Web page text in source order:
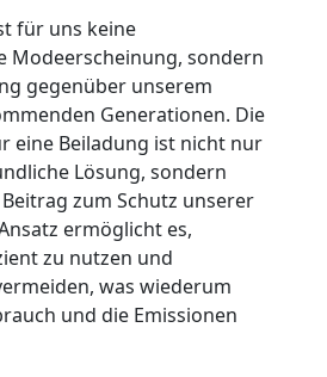
für uns keine
Modeerscheinung, sondern
gegenüber unserem
Generationen. Die
eine Beiladung ist nicht nur
Lösung, sondern
zum Schutz unserer
ermöglicht es,
zu nutzen und
was wiederum
und die Emissionen